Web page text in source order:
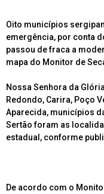
Oito municípios
emergência, por conta
passou de fraca a
mapa do Monitor de
Nossa Senhora da
Redondo, Carira, Poço
Aparecida, municípios
Sertão foram as
estadual, conforme
De acordo com o